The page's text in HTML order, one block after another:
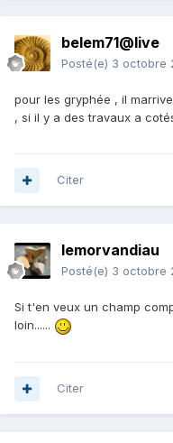
belem71@live
Posté(e) 3 octobre
pour les gryphée , il
, si il y a des travaux a
Citer
lemorvandiau
Posté(e) 3 octobre
Si t'en veux un champ
loin......
Citer